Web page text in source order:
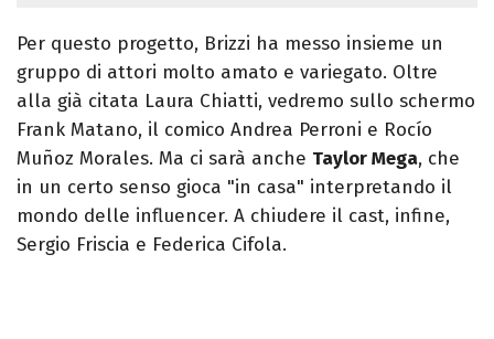
Per questo progetto, Brizzi ha messo insieme un
gruppo di attori molto amato e variegato. Oltre
alla già citata Laura Chiatti, vedremo sullo schermo
Frank Matano, il comico Andrea Perroni e Rocío
Muñoz Morales. Ma ci sarà anche Taylor Mega, che
in un certo senso gioca "in casa" interpretando il
mondo delle influencer. A chiudere il cast, infine,
Sergio Friscia e Federica Cifola.